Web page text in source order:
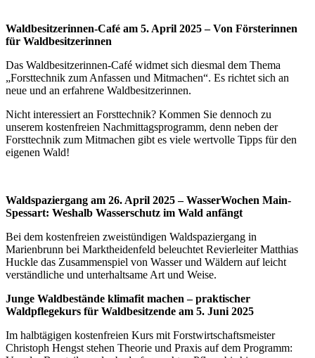
Waldbesitzerinnen-Café am 5. April 2025 – Von Försterinnen
für Waldbesitzerinnen
Das Waldbesitzerinnen-Café widmet sich diesmal dem Thema
„Forsttechnik zum Anfassen und Mitmachen“. Es richtet sich an
neue und an erfahrene Waldbesitzerinnen.
Nicht interessiert an Forsttechnik? Kommen Sie dennoch zu
unserem kostenfreien Nachmittagsprogramm, denn neben der
Forsttechnik zum Mitmachen gibt es viele wertvolle Tipps für den
eigenen Wald!
Waldspaziergang am 26. April 2025 – WasserWochen Main-
Spessart: Weshalb Wasserschutz im Wald anfängt
Bei dem kostenfreien zweistündigen Waldspaziergang in
Marienbrunn bei Marktheidenfeld beleuchtet Revierleiter Matthias
Huckle das Zusammenspiel von Wasser und Wäldern auf leicht
verständliche und unterhaltsame Art und Weise.
Junge Waldbestände klimafit machen – praktischer
Waldpflegekurs für Waldbesitzende am 5. Juni 2025
Im halbtägigen kostenfreien Kurs mit Forstwirtschaftsmeister
Christoph Hengst stehen Theorie und Praxis auf dem Programm: